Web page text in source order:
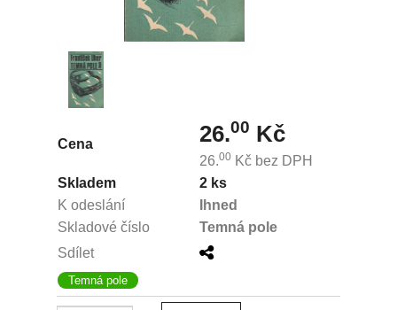
Cena 26.00 Kč
26.00 Kč bez DPH
Skladem
2 ks
K odeslání
Ihned
Skladové číslo
Temná pole
Sdílet
Temná pole